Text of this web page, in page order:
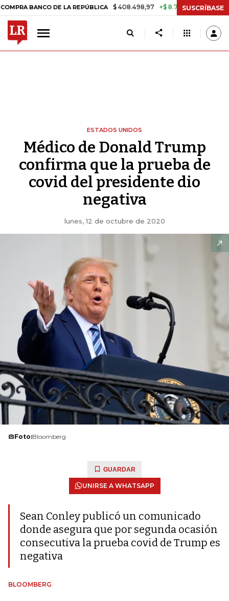
DE LA REPÚBLICA $ 408.498,97 +$ 8.753,81 +2,19% TASA
SUSCRÍBASE
ESTADOS UNIDOS
Médico de Donald Trump
confirma que la prueba de
covid del presidente dio
negativa
lunes, 12 de octubre de 2020
Foto:Bloomberg
GUARDAR
UNIRSE A WHATSAPP
Sean Conley publicó un comunicado
donde asegura que por segunda ocasión
consecutiva la prueba covid de Trump es
negativa
BLOOMBERG